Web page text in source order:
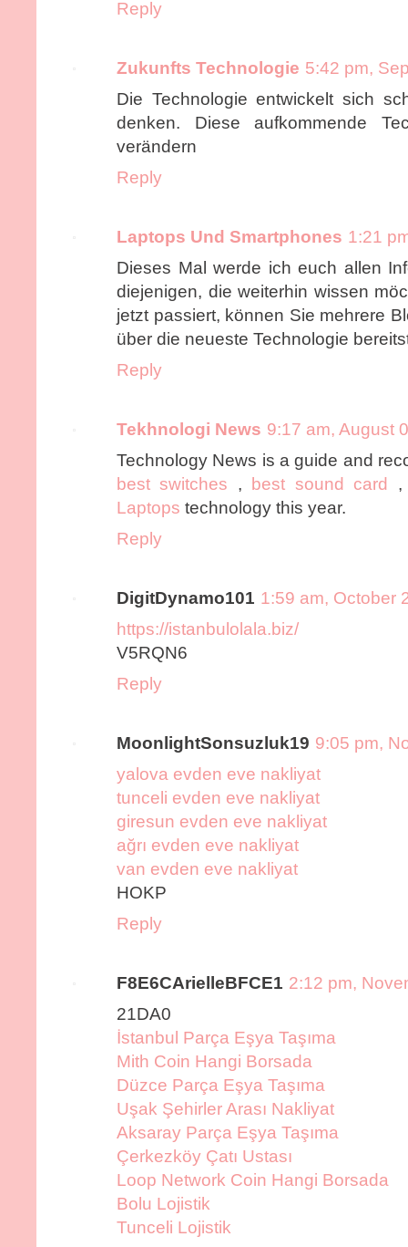
Reply
Zukunfts Technologie 5:42 pm,
Die Technologie entwickelt sich
denken. Diese aufkommende
verändern
Reply
Laptops Und Smartphones 1:21
Dieses Mal werde ich euch allen
diejenigen, die weiterhin wissen
jetzt passiert, können Sie mehrere
über die neueste Technologie
Reply
Tekhnologi News 9:17 am, August
Technology News is a guide and
best switches , best sound card
Laptops technology this year.
Reply
DigitDynamo101 1:59 am, October
https://istanbulolala.biz/
V5RQN6
Reply
MoonlightSonsuzluk19 9:05 pm,
yalova evden eve nakliyat
tunceli evden eve nakliyat
giresun evden eve nakliyat
ağrı evden eve nakliyat
van evden eve nakliyat
HOKP
Reply
F8E6CArielleBFCE1 2:12 pm,
21DA0
İstanbul Parça Eşya Taşıma
Mith Coin Hangi Borsada
Düzce Parça Eşya Taşıma
Uşak Şehirler Arası Nakliyat
Aksaray Parça Eşya Taşıma
Çerkezköy Çatı Ustası
Loop Network Coin Hangi Borsada
Bolu Lojistik
Tunceli Lojistik